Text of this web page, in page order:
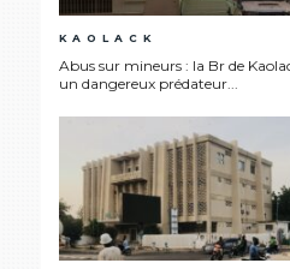
KAOLACK
Abus sur mineurs : la Br de
un dangereux prédateur...